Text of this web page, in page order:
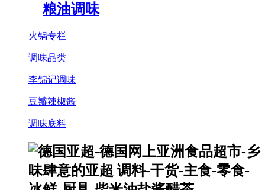
粮油调味
火锅专栏
调味品类
李锦记调味
豆瓣辣椒酱
调味底料